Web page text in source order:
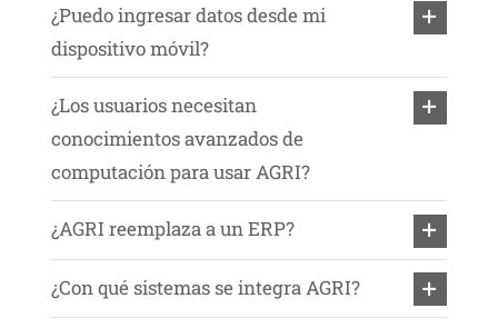
¿Puedo ingresar datos desde mi
dispositivo móvil?
¿Los usuarios necesitan
conocimientos avanzados de
computación para usar AGRI?
¿AGRI reemplaza a un ERP?
¿Con qué sistemas se integra AGRI?